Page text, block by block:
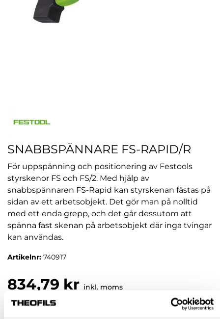
SNABBSPÄNNARE FS-RAPID/R
För uppspänning och positionering av Festools
styrskenor FS och FS/2. Med hjälp av
snabbspännaren FS-Rapid kan styrskenan fästas på
sidan av ett arbetsobjekt. Det gör man på nolltid
med ett enda grepp, och det går dessutom att
spänna fast skenan på arbetsobjekt där inga tvingar
kan användas.
Artikelnr: 740917
834,79 kr inkl. moms
Pris / 1 st: 834,79 kr